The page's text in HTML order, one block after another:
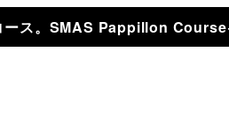
ース。SMAS Pappillon